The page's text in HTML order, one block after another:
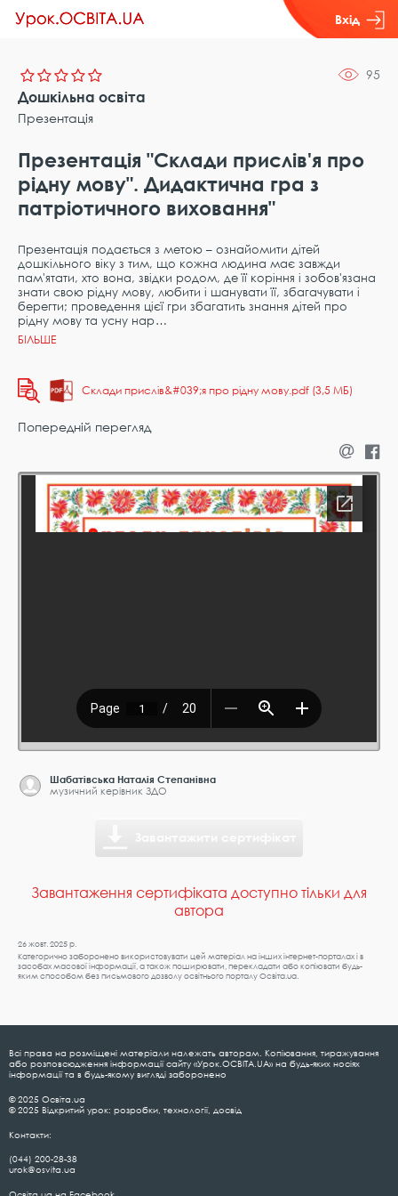
Вхід
95
Дошкільна освіта
Презентація
Презентація "Склади прислів'я про
рідну мову". Дидактична гра з
патріотичного виховання"
Презентація подається з метою – ознайомити дітей
дошкільного віку з тим, що кожна людина має завжди
пам'ятати, хто вона, звідки родом, де її коріння і зобов'язана
знати свою рідну мову, любити і шанувати її, збагачувати і
берегти; проведення цієї гри збагатить знання дітей про
рідну мову та усну нар
Склади прислів&#039;я про рідну мову.pdf (3,5 МБ)
Попередній перегляд
Шабатівська Наталія Степанівна
музичний керівник ЗДО
Завантаження сертифіката доступно тільки для
автора
26 жовт. 2025 р.
Категорично заборонено використовувати цей матеріал на інших інтернет-порталах і в
засобах масової інформації, а також поширювати, перекладати або копіювати будь-
яким способом без письмового дозволу освітнього порталу Освіта.ua.
Всі права на розміщені матеріали належать авторам. Копіювання, тиражування
або розповсюдження інформації сайту «Урок.ОСВІТА.UA» на будь-яких носіях
інформації та в будь-якому вигляді заборонено
© 2025 Освіта.ua
© 2025 Відкритий урок: розробки, технології, досвід
Контакти:
(044) 200-28-38
urok@osvita.ua